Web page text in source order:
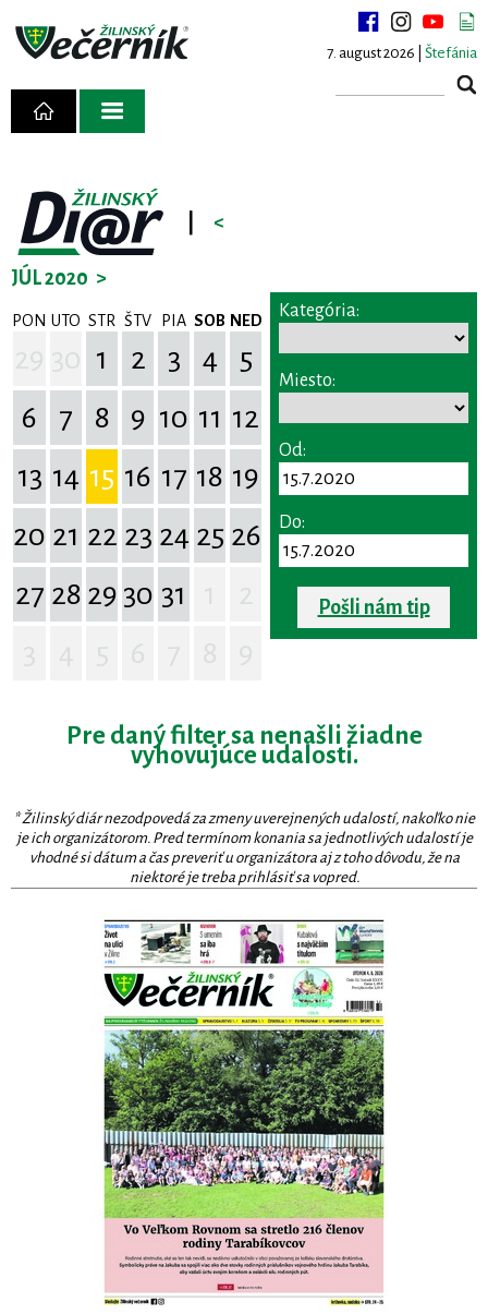
7. august 2026 | Štefánia
<
JÚL 2020 >
PON UTO STR ŠTV PIA SOB NED
1 2 3 4
5
6
7 8 9 10 11 12
13 14 15 16 17 18 19
20 21 22 23 24 25 26
27 28 29 30 31
Kategória:
Miesto:
Od:
Do:
Pošli nám tip
Pre daný filter sa nenašli žiadne
vyhovujúce udalosti.
* Žilinský diár nezodpovedá za zmeny uverejnených udalostí, nakoľko nie
je ich organizátorom. Pred termínom konania sa jednotlivých udalostí je
vhodné si dátum a čas preveriť u organizátora aj z toho dôvodu, že na
niektoré je treba prihlásiť sa vopred.